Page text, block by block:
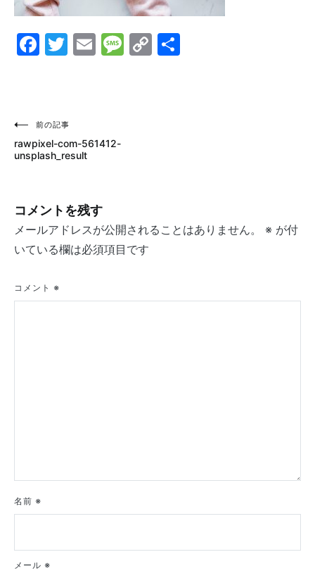
Facebook
Twitter
EmailMessage
Copy
投
稿
ビ
ゲ
ー
シ
ョ
前の記事
rawpixel-com-561412-
unsplash_result
コメントを残す
メールアドレスが公開されることはありません。 ※ が付
いている欄は必須項目です
コメント ※
名前 ※
メール ※